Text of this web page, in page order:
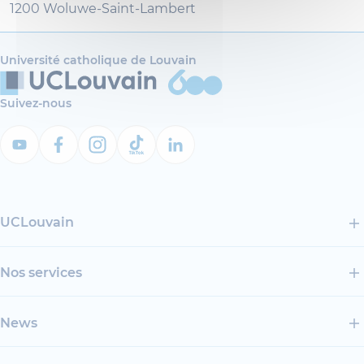
1200 Woluwe-Saint-Lambert
Université catholique de Louvain
Suivez-nous
UCLouvain
Nos services
News